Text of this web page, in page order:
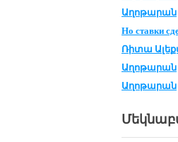
Աղոթարան
Но ставки
Ռի­տա
Աղոթարան
Աղոթարան